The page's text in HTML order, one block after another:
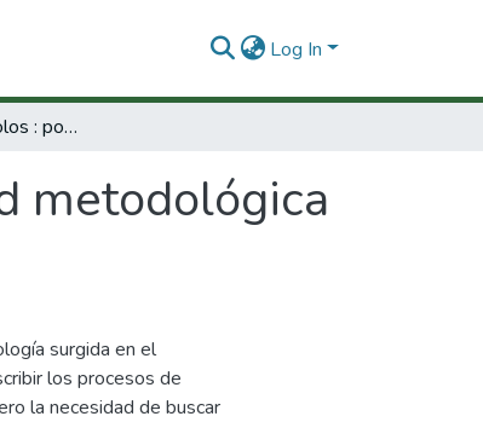
Log In
Análisis de protocolos : posibilidad metodológica para el estudio de procesos cognitivos.
metodológica
surgida en el
los procesos de
la necesidad de buscar